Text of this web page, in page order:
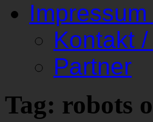
Kontakt /
Partner
Tag: robots